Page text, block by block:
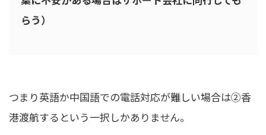
らう）
つまり英語か中国語での電話対応が難しい場合は②香
港渡航するという一択しかありません。